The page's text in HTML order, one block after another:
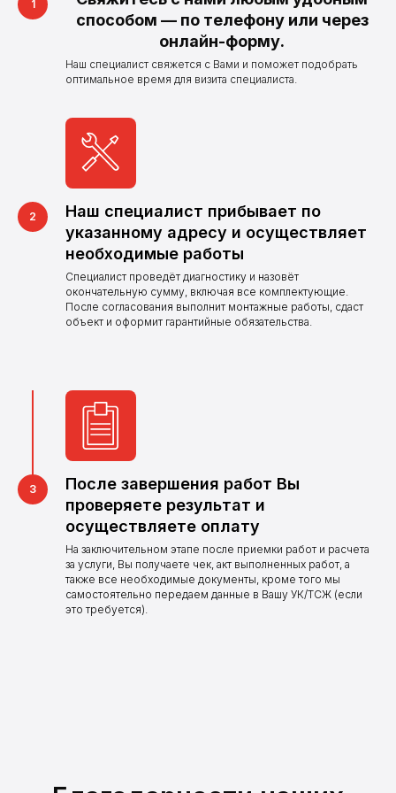
способом — по телефону или через
онлайн-форму.
Наш специалист свяжется с Вами и поможет подобрать
оптимальное время для визита специалиста.
Наш специалист прибывает по
указанному адресу и осуществляет
необходимые работы
Специалист проведёт диагностику и назовёт
окончательную сумму, включая все комплектующие.
После согласования выполнит монтажные работы, сдаст
объект и оформит гарантийные обязательства.
После завершения работ Вы
проверяете результат и
осуществляете оплату
На заключительном этапе после приемки работ и расчета
за услуги, Вы получаете чек, акт выполненных работ, а
также все необходимые документы, кроме того мы
самостоятельно передаем данные в Вашу УК/ТСЖ (если
это требуется).
Оставить заявку
Оставьте заявку и наш
оператор свяжется
с Вами в ближайшее
время
Нужна поверка,
установка